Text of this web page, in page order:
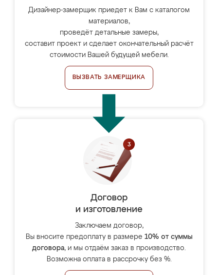
Дизайнер-замерщик приедет к Вам с каталогом
материалов,
проведёт детальные замеры,
составит проект и сделает окончательный расчёт
стоимости Вашей будущей мебели.
ВЫЗВАТЬ ЗАМЕРЩИКА
Договор
и изготовление
Заключаем договор,
Вы вносите предоплату в размере 10% от суммы
договора, и мы отдаём заказ в производство.
Возможна оплата в рассрочку без %.